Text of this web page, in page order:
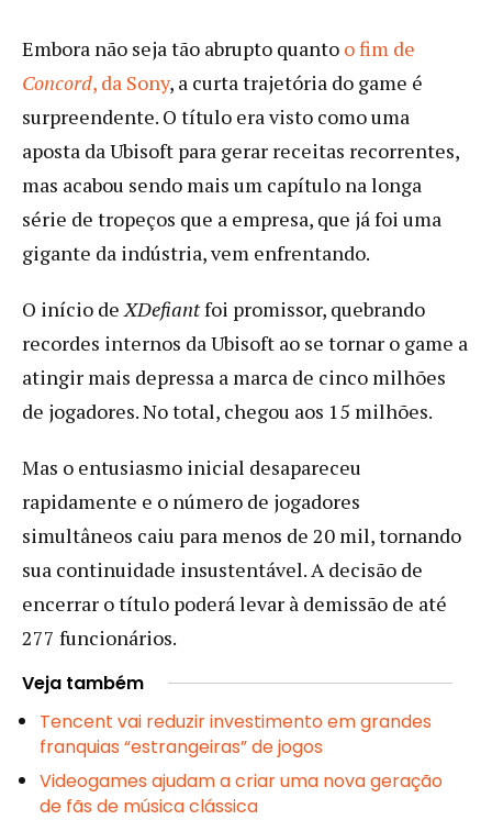
Embora não seja tão abrupto quanto o fim de
Concord, da Sony, a curta trajetória do game é
surpreendente. O título era visto como uma
aposta da Ubisoft para gerar receitas recorrentes,
mas acabou sendo mais um capítulo na longa
série de tropeços que a empresa, que já foi uma
gigante da indústria, vem enfrentando.
O início deXDefiantfoi promissor, quebrando
recordes internos da Ubisoft ao se tornar o game a
atingir mais depressa a marca de cinco milhões
de jogadores. No total, chegou aos 15 milhões.
Mas o entusiasmo inicial desapareceu
rapidamente e o número de jogadores
simultâneos caiu para menos de 20 mil, tornando
sua continuidade insustentável. A decisão de
encerrar o título poderá levar à demissão de até
277 funcionários.
Veja também
Tencent vai reduzir investimento em grandes
franquias “estrangeiras” de jogos
Videogames ajudam a criar uma nova geração
de fãs de música clássica